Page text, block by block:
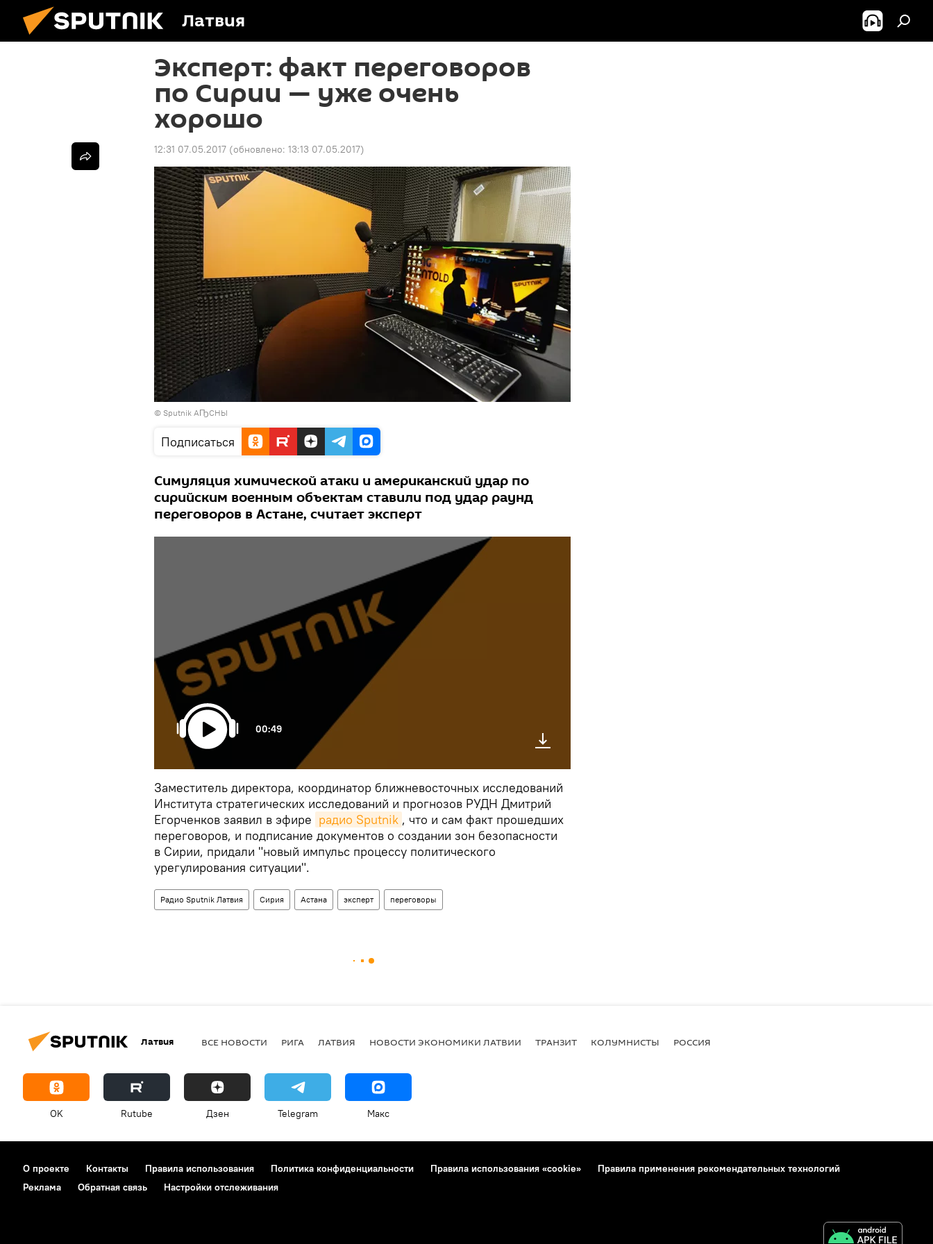
Латвия
Эксперт: факт переговоров
по Сирии — уже очень
хорошо
12:31 07.05.2017 (обновлено: 13:13 07.05.2017)
© Sputnik АҦСНЫ
Подписаться
Симуляция химической атаки и американский удар по
сирийским военным объектам ставили под удар раунд
переговоров в Астане, считает эксперт
00:49
Заместитель директора, координатор ближневосточных исследований
Института стратегических исследований и прогнозов РУДН Дмитрий
Егорченков заявил в эфире радио Sputnik , что и сам факт прошедших
переговоров, и подписание документов о создании зон безопасности
в Сирии, придали "новый импульс процессу политического
урегулирования ситуации".
Радио Sputnik Латвия Сирия Астана эксперт переговоры
Латвия ВСЕ НОВОСТИ РИГА ЛАТВИЯ НОВОСТИ ЭКОНОМИКИ ЛАТВИИ ТРАНЗИТ КОЛУМНИСТЫ РОССИЯ
OK Rutube Дзен Telegram Макс
О проекте Контакты Правила использования Политика конфиденциальности Правила использования «cookie»
Правила применения рекомендательных технологий
Реклама
Обратная связь Настройки отслеживания